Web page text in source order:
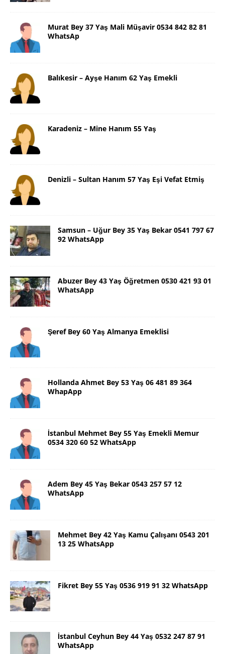
Murat Bey 37 Yaş Mali Müşavir 0534 842 82 81
WhatsAp
Balıkesir – Ayşe Hanım 62 Yaş Emekli
Karadeniz – Mine Hanım 55 Yaş
Denizli – Sultan Hanım 57 Yaş Eşi Vefat Etmiş
Samsun – Uğur Bey 35 Yaş Bekar 0541 797 67
92 WhatsApp
Abuzer Bey 43 Yaş Öğretmen 0530 421 93 01
WhatsApp
Şeref Bey 60 Yaş Almanya Emeklisi
Hollanda Ahmet Bey 53 Yaş 06 481 89 364
WhapApp
İstanbul Mehmet Bey 55 Yaş Emekli Memur
0534 320 60 52 WhatsApp
Adem Bey 45 Yaş Bekar 0543 257 57 12
WhatsApp
Mehmet Bey 42 Yaş Kamu Çalışanı 0543 201
13 25 WhatsApp
Fikret Bey 55 Yaş 0536 919 91 32 WhatsApp
İstanbul Ceyhun Bey 44 Yaş 0532 247 87 91
WhatsApp